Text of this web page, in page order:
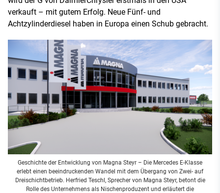
verkauft – mit gutem Erfolg. Neue Fünf- und
Achtzylinderdiesel haben in Europa einen Schub gebracht.
Geschichte der Entwicklung von Magna Steyr – Die Mercedes E-Klasse
erlebt einen beeindruckenden Wandel mit dem Übergang von Zwei- auf
Dreischichtbetrieb. Herfried Teschl, Sprecher von Magna Steyr, betont die
Rolle des Unternehmens als Nischenproduzent und erläutert die